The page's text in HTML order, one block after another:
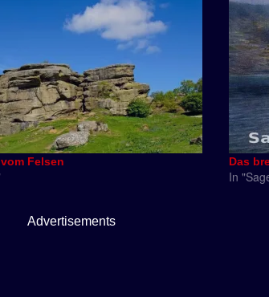
Felsen Das
In
Advertisements